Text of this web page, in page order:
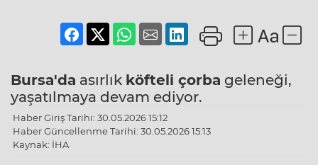
Bursa'da asırlık köfteli çorba geleneği,
yaşatılmaya devam ediyor.
Haber Giriş Tarihi: 30.05.2026 15:12
Haber Güncellenme Tarihi: 30.05.2026 15:13
Kaynak: İHA